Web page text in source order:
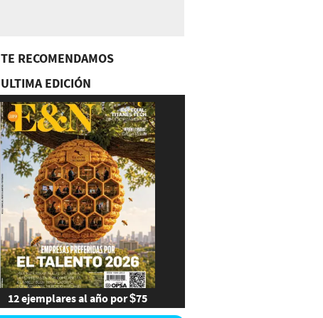
TE RECOMENDAMOS
ULTIMA EDICIÓN
12 ejemplares al año por $75